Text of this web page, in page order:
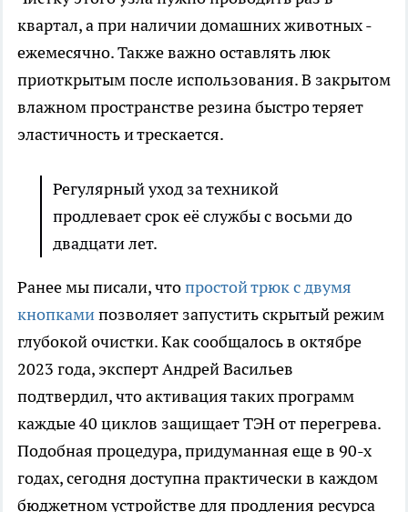
квартал, а при наличии домашних животных -
ежемесячно. Также важно оставлять люк
приоткрытым после использования. В закрытом
влажном пространстве резина быстро теряет
эластичность и трескается.
Регулярный уход за техникой
продлевает срок её службы с восьми до
двадцати лет.
Ранее мы писали, чтопростой трюк с двумя
кнопкамипозволяет запустить скрытый режим
глубокой очистки. Как сообщалось в октябре
2023 года, эксперт Андрей Васильев
подтвердил, что активация таких программ
каждые 40 циклов защищает ТЭН от перегрева.
Подобная процедура, придуманная еще в 90-х
годах, сегодня доступна практически в каждом
бюджетном устройстве для продления ресурса